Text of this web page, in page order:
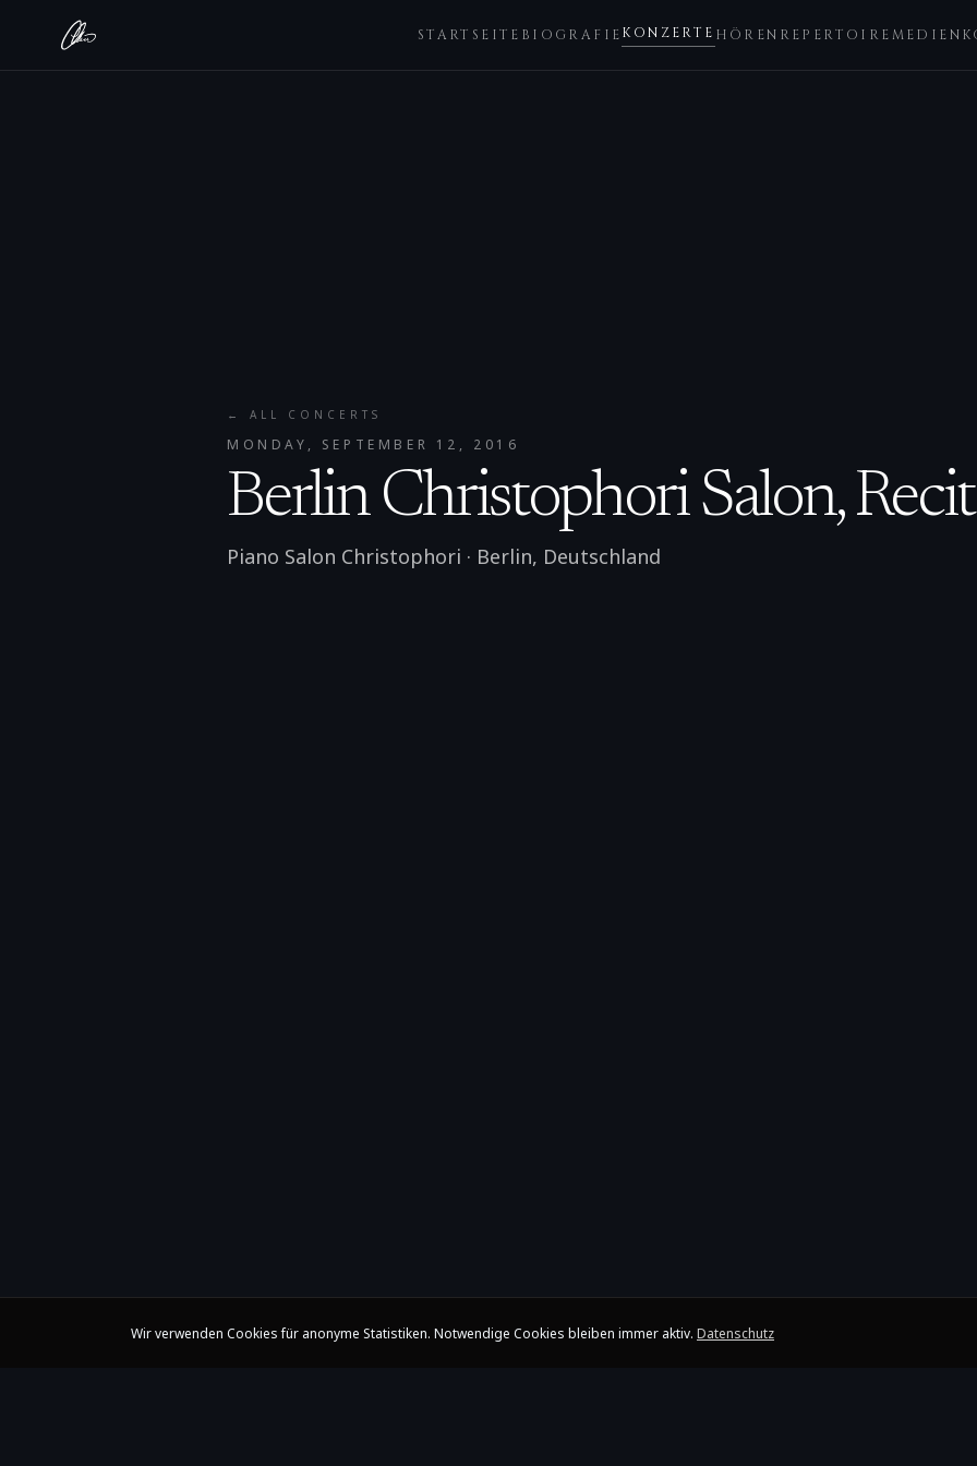
STARTSEITE BIOGRAFIEKONZERTE HÖREN REPERTOIREMEDIEN
← ALL CONCERTS
MONDAY, SEPTEMBER 12, 2016
Berlin Christophori Salon,
Piano Salon Christophori · Berlin, Deutschland
Wir verwenden Cookies für anonyme Statistiken. Notwendige Cookies bleiben immer aktiv. Datenschutz